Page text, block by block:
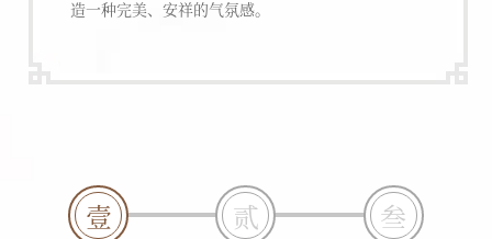
造一种完美、安祥的气氛感。
壹 贰 叁